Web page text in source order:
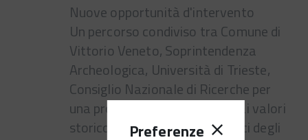
Preferenze
Nuove opportunità d'intervento
Un percorso condiviso tra Comune di
Vittorio Veneto, Soprintendenza
Archeologica, Università di Trieste,
Consiglio Nazionale di Ricerche per
una progettazione adeguata ai valori
storico-artistico-architettonici degli